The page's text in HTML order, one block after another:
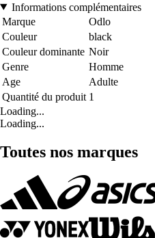
Informations complémentaires
Marque
Odlo
Couleur
black
Couleur dominante Noir
Genre
Homme
Age
Adulte
Quantité du produit 1
Loading...
Loading...
Toutes nos marques